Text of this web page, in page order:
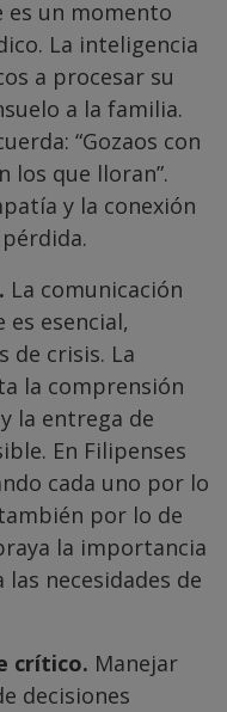
un momento
La inteligencia
a procesar su
a la familia.
“Gozaos con
los que lloran”.
y la conexión
La comunicación
esencial,
de crisis. La
la comprensión
la entrega de
En Filipenses
cada uno por lo
por lo de
la importancia
necesidades de
crítico. Manejar
decisiones